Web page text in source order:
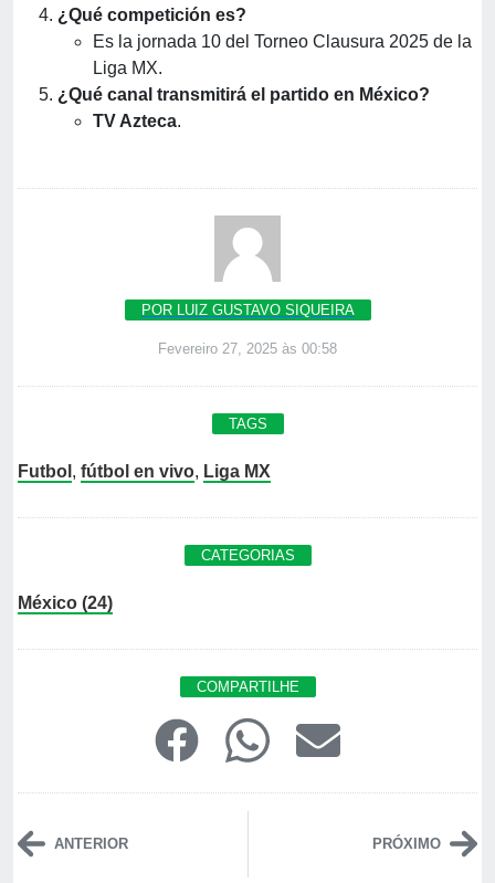
¿Qué competición es?
Es la jornada 10 del Torneo Clausura 2025 de la
Liga MX.
¿Qué canal transmitirá el partido en México?
TV Azteca.
POR LUIZ GUSTAVO SIQUEIRA
Fevereiro 27, 2025 às 00:58
TAGS
Futbol , fútbol en vivo, Liga MX
CATEGORIAS
México (24)
COMPARTILHE
ANTERIOR PRÓXIMO